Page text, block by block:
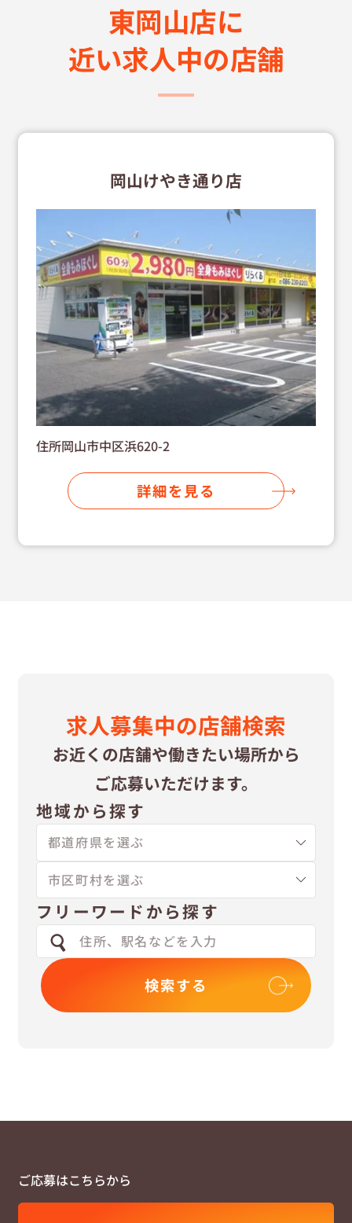
東岡山店に
近い求⼈中の店舗
岡山けやき通り店
住所岡山市中区浜620-2
詳細を見る
求⼈募集中の店舗検索
お近くの店舗や働きたい場所から
ご応募いただけます。
地域から探す
フリーワードから探す
検索する
ご応募はこちらから